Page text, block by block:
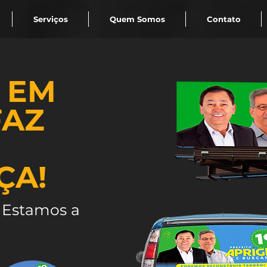
Serviços Quem Somos Contato
a